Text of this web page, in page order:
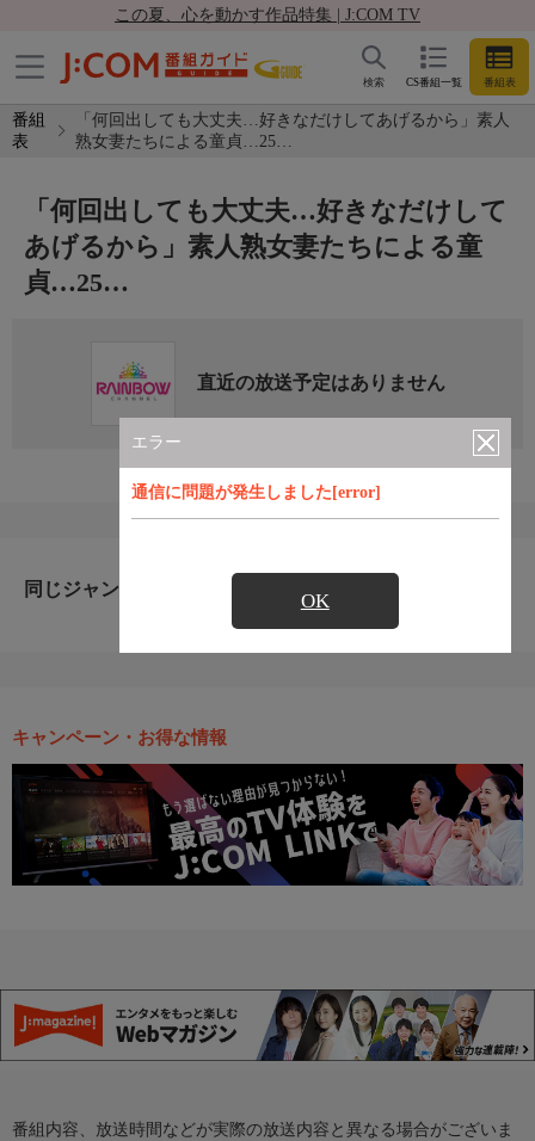
この夏、心を動かす作品特集 | J:COM TV
CS番組一覧 番組表
検索
番組
表
「何回出しても大丈夫…好きなだけしてあげるから」素人
熟女妻たちによる童貞…25…
エラー
通信に問題が発生しました[error]
OK
「何回出しても大丈夫…好きなだけして
あげるから」素人熟女妻たちによる童
貞…25…
直近の放送予定はありません
同じジャンルのおすすめ番組
キャンペーン・お得な情報
番組内容、放送時間などが実際の放送内容と異なる場合がございま